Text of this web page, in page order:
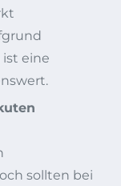
eine
sollten bei